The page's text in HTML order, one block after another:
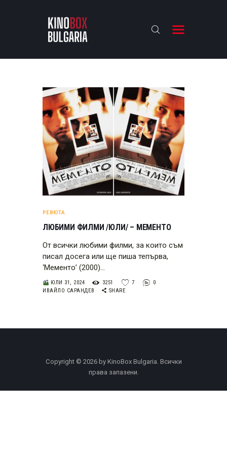
KINOBOX BULGARIA
АНАЛИЗИ
БАХТИ НАГРАДИТЕ
ИНТЕРВЮТА
ЗА НАС
РЕВЮТА
ЛЮБИМИ ФИЛМИ /ЮЛИ/ – МЕМЕНТО
От всички любими филми, за които съм
писал досега или ще пиша тепърва,
‘Мементо’ (2000)…
ЮЛИ 31, 2024 3251 7
0
ИВАЙЛО САРАНДЕВ
SHARE
Copyright © 2026 by KinoBox Bulgaria. Всички
права запазени.